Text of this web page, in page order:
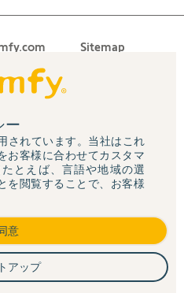
Sitemap
ー
されています。当社はこれ
お客様に合わせてカスタマ
とえば、言語や地域の選
を閲覧することで、お客様
アップ
意